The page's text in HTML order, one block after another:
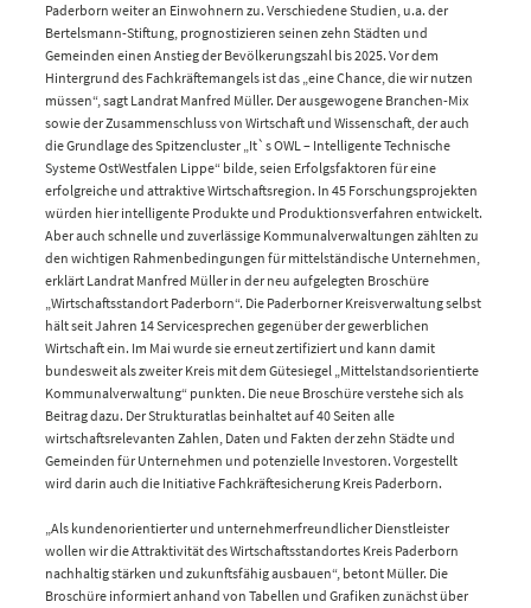
Paderborn weiter an Einwohnern zu. Verschiedene Studien, u.a. der
Bertelsmann-Stiftung, prognostizieren seinen zehn Städten und
Gemeinden einen Anstieg der Bevölkerungszahl bis 2025. Vor dem
Hintergrund des Fachkräftemangels ist das „eine Chance, die wir nutzen
müssen“, sagt Landrat Manfred Müller. Der ausgewogene Branchen-Mix
sowie der Zusammenschluss von Wirtschaft und Wissenschaft, der auch
die Grundlage des Spitzencluster „It`s OWL – Intelligente Technische
Systeme OstWestfalen Lippe“ bilde, seien Erfolgsfaktoren für eine
erfolgreiche und attraktive Wirtschaftsregion. In 45 Forschungsprojekten
würden hier intelligente Produkte und Produktionsverfahren entwickelt.
Aber auch schnelle und zuverlässige Kommunalverwaltungen zählten zu
den wichtigen Rahmenbedingungen für mittelständische Unternehmen,
erklärt Landrat Manfred Müller in der neu aufgelegten Broschüre
„Wirtschaftsstandort Paderborn“. Die Paderborner Kreisverwaltung selbst
hält seit Jahren 14 Servicesprechen gegenüber der gewerblichen
Wirtschaft ein. Im Mai wurde sie erneut zertifiziert und kann damit
bundesweit als zweiter Kreis mit dem Gütesiegel „Mittelstandsorientierte
Kommunalverwaltung“ punkten. Die neue Broschüre verstehe sich als
Beitrag dazu. Der Strukturatlas beinhaltet auf 40 Seiten alle
wirtschaftsrelevanten Zahlen, Daten und Fakten der zehn Städte und
Gemeinden für Unternehmen und potenzielle Investoren. Vorgestellt
wird darin auch die Initiative Fachkräftesicherung Kreis Paderborn.
„Als kundenorientierter und unternehmerfreundlicher Dienstleister
wollen wir die Attraktivität des Wirtschaftsstandortes Kreis Paderborn
nachhaltig stärken und zukunftsfähig ausbauen“, betont Müller. Die
Broschüre informiert anhand von Tabellen und Grafiken zunächst über